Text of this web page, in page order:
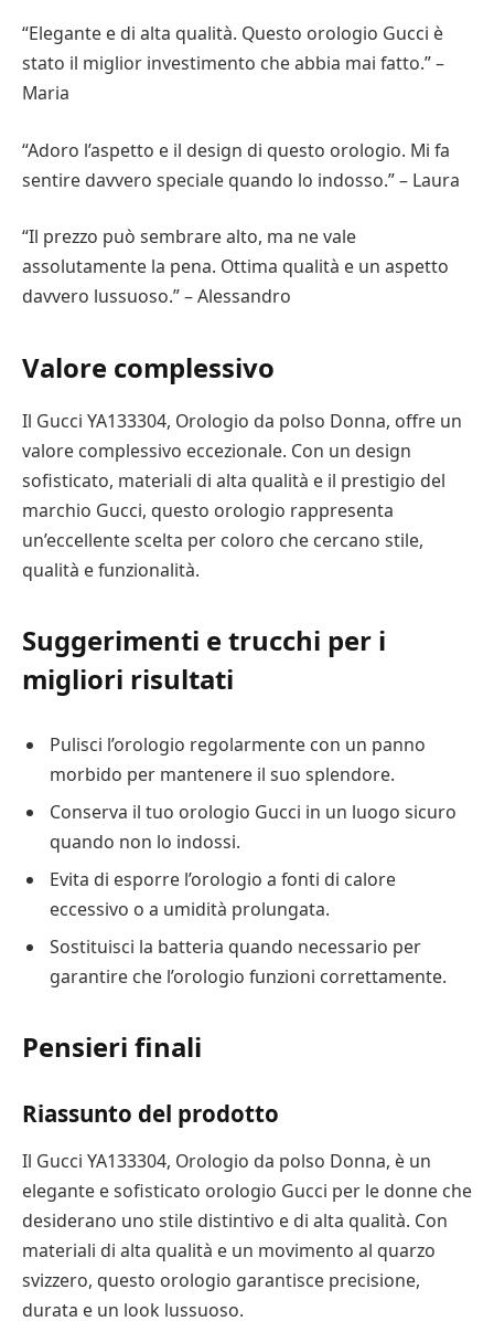
“Elegante e di alta qualità. Questo orologio Gucci è
stato il miglior investimento che abbia mai fatto.” –
Maria
“Adoro l’aspetto e il design di questo orologio. Mi fa
sentire davvero speciale quando lo indosso.” – Laura
“Il prezzo può sembrare alto, ma ne vale
assolutamente la pena. Ottima qualità e un aspetto
davvero lussuoso.” – Alessandro
Valore complessivo
Il Gucci YA133304, Orologio da polso Donna, offre un
valore complessivo eccezionale. Con un design
sofisticato, materiali di alta qualità e il prestigio del
marchio Gucci, questo orologio rappresenta
un’eccellente scelta per coloro che cercano stile,
qualità e funzionalità.
Suggerimenti e trucchi per i
migliori risultati
Pulisci l’orologio regolarmente con un panno
morbido per mantenere il suo splendore.
Conserva il tuo orologio Gucci in un luogo sicuro
quando non lo indossi.
Evita di esporre l’orologio a fonti di calore
eccessivo o a umidità prolungata.
Sostituisci la batteria quando necessario per
garantire che l’orologio funzioni correttamente.
Pensieri finali
Riassunto del prodotto
Il Gucci YA133304, Orologio da polso Donna, è un
elegante e sofisticato orologio Gucci per le donne che
desiderano uno stile distintivo e di alta qualità. Con
materiali di alta qualità e un movimento al quarzo
svizzero, questo orologio garantisce precisione,
durata e un look lussuoso.